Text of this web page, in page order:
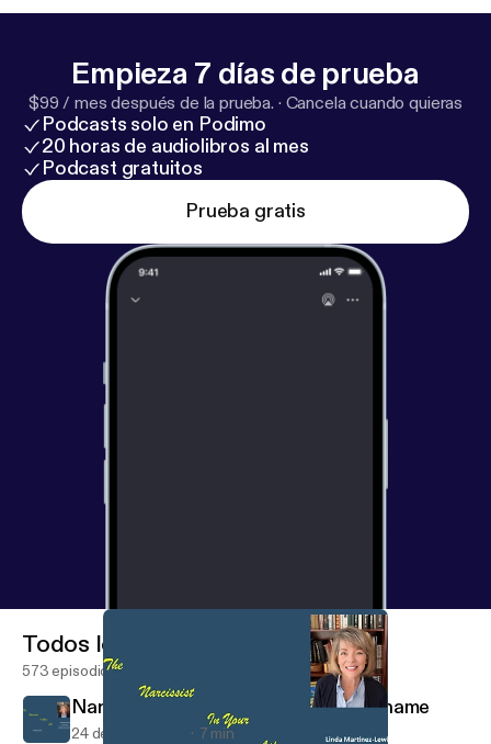
Empieza 7 días de prueba
$99 / mes después de la prueba. · Cancela cuando quieras
Podcasts solo en Podimo
20 horas de audiolibros al mes
Podcast gratuitos
Prueba gratis
Todos los episodios
573 episodios
Narcissist Reactivates Childhood Shame
24 de jul de 2026 7 min